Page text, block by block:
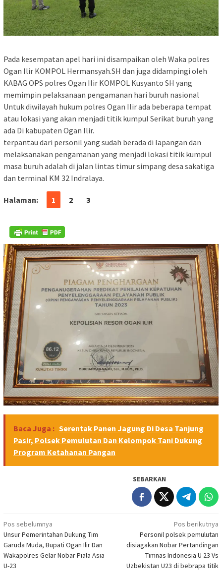
Pada kesempatan apel hari ini disampaikan oleh Waka polres
Ogan Ilir KOMPOL Hermansyah.SH dan juga didampingi oleh
KABAG OPS polres Ogan Ilir KOMPOL Kusyanto SH yang
memimpin pelaksanaan pengamanan hari buruh nasional
Untuk diwilayah hukum polres Ogan Ilir ada beberapa tempat
atau lokasi yang akan menjadi titik kumpul Serikat buruh yang
ada Di kabupaten Ogan Ilir.
terpantau dari personil yang sudah berada di lapangan dan
melaksanakan pengamanan yang menjadi lokasi titik kumpul
masa buruh adalah di jalan lintas timur simpang desa sakatiga
dan terminal KM 32 Indralaya.
Halaman: 1 2 3
Baca Juga : Serentak Panen Jagung Di Desa Tanjung
Pasir, Polsek Pemulutan Dan Kelompok Tani Dukung
Program Ketahanan Pangan
SEBARKAN
Navigasi
pos
Pos sebelumnya
Unsur Pemerintahan Dukung Tim
Garuda Muda, Bupati Ogan Ilir Dan
Wakapolres Gelar Nobar Piala Asia
U-23
Pos berikutnya
Personil polsek pemulutan
disiagakan Nobar Pertandingan
Timnas Indonesia U 23 Vs
Uzbekistan U23 di bebrapa titik